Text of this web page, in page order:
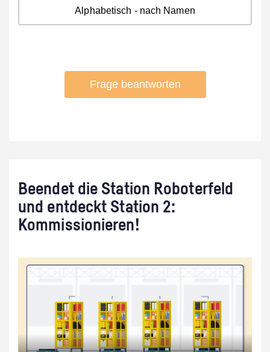
Beendet die Station Roboterfeld
und entdeckt Station 2:
Kommissionieren!